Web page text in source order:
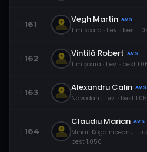
161 Vegh Martin AVS
Timisoara · 1 ev. · best
162 Vintilă Robert AVS
Timișoara · 1 ev. · best
163 Alexandru Calin AVS
Navodari · 1 ev. · best
164
Claudiu Marian AVS
Mihail Kogalniceanu ,
best 1.050